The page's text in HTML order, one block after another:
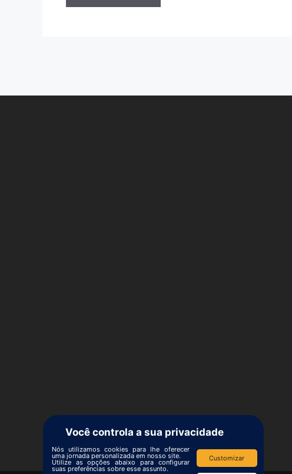
Você controla a sua privacidade
Nós utilizamos cookies para lhe oferecer
uma jornada personalizada em nosso site.
Utilize as opções abaixo para configurar
suas preferências sobre esse assunto.
Customizar